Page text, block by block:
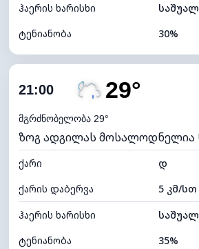
ჰაერის ხარისხი
ტენიანობა
30%
ღრუბლიანობა
ნამის წერტილი
ხილვადობა
9 კმ
განათების ინდექსი 4
ღრუბლის სიმაღლე 5040 მ
21:00 29°
მგრძნობელობა 29°
ზოგ ადგილას მოსალოდნელია
ქარი
დ
ქარის დაბერვა
5 კმ/სთ
ჰაერის ხარისხი
ტენიანობა
35%